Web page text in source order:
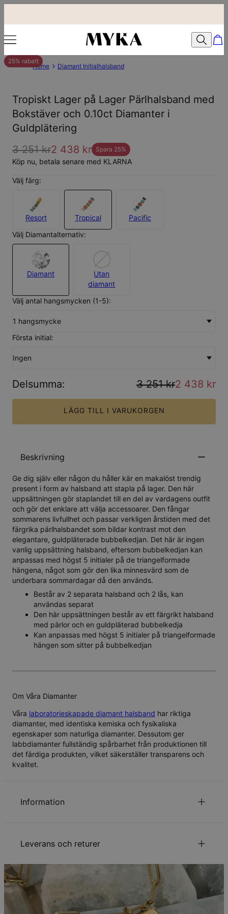
25% rabatt
Home Diamant Initialhalsband
Tropiskt Lager på Lager Pärlhalsband med
Bokstäver och 0.10ct Diamanter i
Guldplätering
3 251 kr2 438 kr Spara 25%
Köp nu, betala senare med KLARNA
Välj färg:
Resort Tropical
Pacific
Välj Diamantalternativ:
Diamant
Utan
diamant
Välj antal hangsmycken (1-5):
1 hangsmycke
Första initial:
Ingen
Delsumma: 3 251 kr2 438 kr
LÄGG TILL I VARUKORGEN
Beskrivning
Ge dig själv eller någon du håller kär en makalöst trendig
present i form av halsband att stapla på lager. Den här
uppsättningen gör staplandet till en del av vardagens outfit
och gör det enklare att välja accessoarer. Den fångar
sommarens livfullhet och passar verkligen årstiden med det
färgrika pärlhalsbandet som bildar kontrast mot den
elegantare, guldpläterade bubbelkedjan. Det här är ingen
vanlig uppsättning halsband, eftersom bubbelkedjan kan
anpassas med högst 5 initialer på de triangelformade
hängena, något som gör den lika minnesvärd som de
underbara sommardagar då den används.
Består av 2 separata halsband och 2 lås, kan
användas separat
Den här uppsättningen består av ett färgrikt halsband
med pärlor och en guldpläterad bubbelkedja
Kan anpassas med högst 5 initialer på triangelformade
hängen som sitter på bubbelkedjan
Om Våra Diamanter
Våra laboratorieskapade diamant halsband har riktiga
diamanter, med identiska kemiska och fysikaliska
egenskaper som naturliga diamanter. Dessutom ger
labbdiamanter fullständig spårbarhet från produktionen till
det färdiga produkten, vilket säkerställer transparens och
kvalitet.
Information
Kedjetyp
Bubbelkedja
Mått på hängsmycke
0.68 x 0.68 cm
Typ av sten
Diamant
Klarhetsgrad
VS2-SI
Total karatvikt
0.10
Hypoallergenisk
Leverans och returer
Din beställning kommer att skickas med följande
leveranssätt:
Metod Beräknat leveransdatum